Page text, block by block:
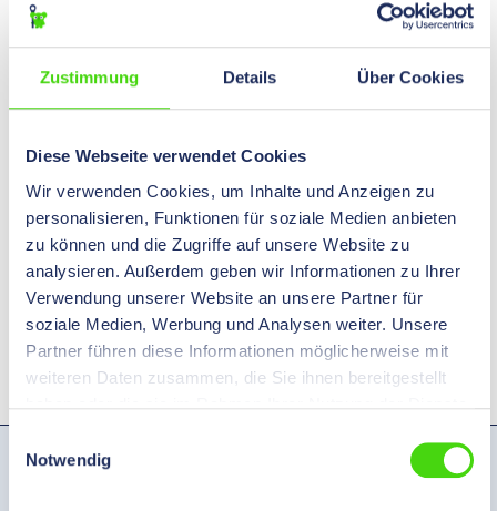
Zustimmung Details Über Cookies
Diese Webseite verwendet Cookies
Wir verwenden Cookies, um Inhalte und Anzeigen zu
personalisieren, Funktionen für soziale Medien anbieten
zu können und die Zugriffe auf unsere Website zu
analysieren. Außerdem geben wir Informationen zu Ihrer
Verwendung unserer Website an unsere Partner für
soziale Medien, Werbung und Analysen weiter. Unsere
Partner führen diese Informationen möglicherweise mit
weiteren Daten zusammen, die Sie ihnen bereitgestellt
Notwendig
Managementsystem mit optimierten Prozessabläufen ein
Der Qualitätsanspruch, welcher die Hilpress GmbH an die
Prozesssystem und eine mehrstufige Qualitätsprüfung in der
Produktion zu erreichen. Alle Mitarbeiter stellen sich diesem
Anspruch täglich und setzen ihn mit ganzem Engagement
um, um den Bedürfnissen der Kunden und des Marktes
gerecht zu werden.
Hilpress GmbH